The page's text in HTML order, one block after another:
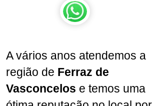
A vários anos atendemos a
região de Ferraz de
Vasconcelos e temos uma